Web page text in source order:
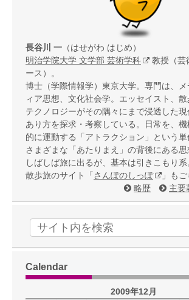
長谷川 一 （はせがわ はじめ）
明治学院大学 文学部 芸術学科
教授（芸
ース）。
博士（学際情報学）東京大学。専門は、
ィア思想、文化社会学。エッセイスト、散
テクノロジーがその隅々にまで浸透した
あり方を探求・考察している。日常を、
的に運動する「アトラクション」という単
さまざまな「あたりまえ」の背後にある思
しばしば旅に出るが、基本は引きこもり系
散歩旅のサイト「 さんぽのしっぽ
」も
略歴
主要
Calendar
2009年12月